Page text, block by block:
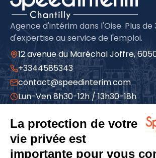
Agence d'intérim dans l'Oise. Plus de
d'expertise au service de l'emploi.
12 avenue du Maréchal Joffre,
+3344585343
contact@speedinterim.com
Lun-Ven 8h30-12h / 13h30-18h